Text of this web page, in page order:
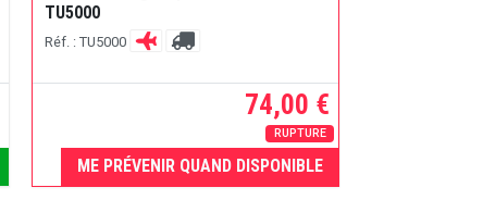
TU5000
Réf. : TU5000
74,00 €
RUPTURE
ME PRÉVENIR QUAND DISPONIBLE